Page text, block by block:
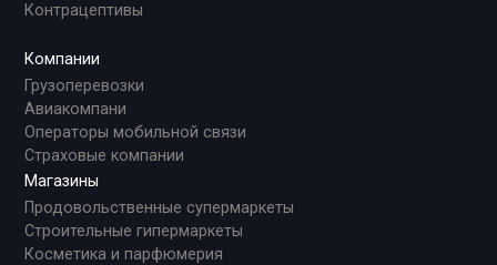
Контрацептивы
Компании
Грузоперевозки
Авиакомпани
Операторы мобильной связи
Страховые компании
Магазины
Продовольственные супермаркеты
Строительные гипермаркеты
Косметика и парфюмерия